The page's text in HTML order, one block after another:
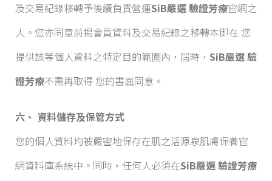
及交易紀錄移轉予後續負責營運SiB嚴選 驗證芳療官網之
人。您亦同意前揭會員資料及交易紀錄之移轉本即在 您
提供該等個人資料之特定目的範圍內，屆時， SiB嚴選 驗
證芳療不需再取得 您的書面同意。
六、 資料儲存及保管方式
您的個人資料均被嚴密地保存在肌之活源泉肌膚保養官
網資料庫系統中。同時，任何人必須在SiB嚴選 驗證芳療